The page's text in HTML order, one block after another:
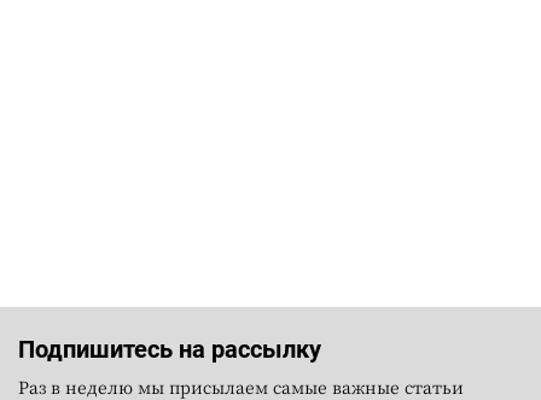
Подпишитесь на рассылку
Раз в неделю мы присылаем самые важные статьи